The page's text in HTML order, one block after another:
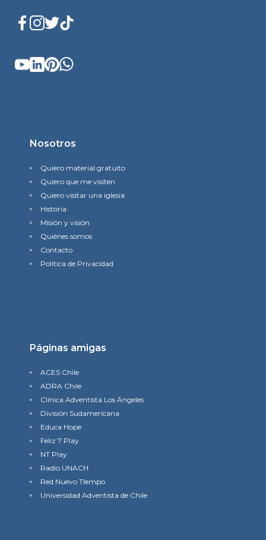
Nosotros
Quiero material gratuito
Quiero que me visiten
Quiero visitar una iglesia
Historia
Misión y visión
Quiénes somos
Contacto
Política de Privacidad
Páginas amigas
ACES Chile
ADRA Chile
Clínica Adventista Los Ángeles
División Sudamericana
Educa Hope
Feliz 7 Play
NT Play
Radio UNACH
Red Nuevo TIempo
Universidad Adventista de Chile